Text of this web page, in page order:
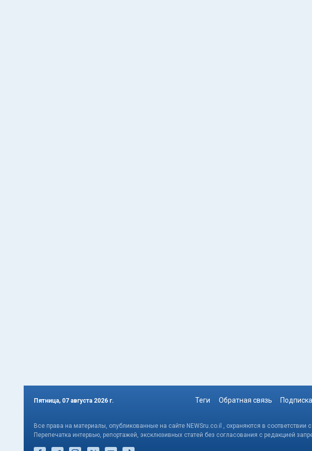
Пятница, 07 августа 2026 г. Теги Обратная связь
Все права на материалы, опубликованные на сайте NEWSru.co.il , охраняются в
Перепечатка интервью, репортажей, эксклюзивных статей без согласования с редакцией